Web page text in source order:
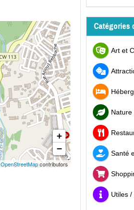
+
−
OpenStreetMapcontributors
Catégories
Art et
Nature
Santé
Utiles /